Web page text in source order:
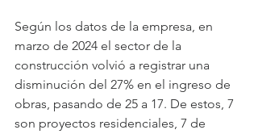
Según los datos de la empresa, en
marzo de 2024 el sector de la
construcción volvió a registrar una
disminución del 27% en el ingreso de
obras, pasando de 25 a 17. De estos, 7
son proyectos residenciales, 7 de